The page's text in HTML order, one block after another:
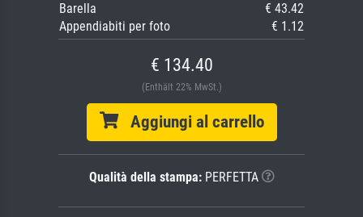
Barella
€ 43.42
Appendiabiti per foto
€ 1.12
€ 134.40
(Enthält 22% MwSt.)
Aggiungi al carrello
Qualità della stampa:PERFETTA